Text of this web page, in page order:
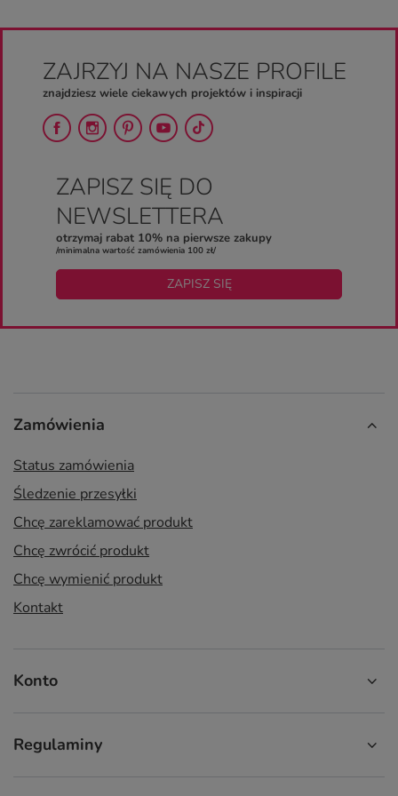
ZAJRZYJ NA NASZE PROFILE
znajdziesz wiele ciekawych projektów i inspiracji
ZAPISZ SIĘ DO
NEWSLETTERA
otrzymaj rabat 10% na pierwsze zakupy
/minimalna wartość zamówienia 100 zł/
ZAPISZ SIĘ
Zamówienia
Status zamówienia
Śledzenie przesyłki
Chcę zareklamować produkt
Chcę zwrócić produkt
Chcę wymienić produkt
Kontakt
Konto
Regulaminy